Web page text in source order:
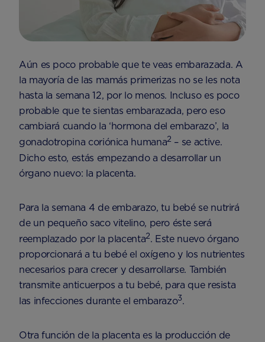
Aún es poco probable que te veas embarazada. A
la mayoría de las mamás primerizas no se les nota
hasta la semana 12, por lo menos. Incluso es poco
probable que te sientas embarazada, pero eso
cambiará cuando la ‘hormona del embarazo’, la
gonadotropina coriónica humana2 – se active.
Dicho esto, estás empezando a desarrollar un
órgano nuevo: la placenta.
Para la semana 4 de embarazo, tu bebé se nutrirá
de un pequeño saco vitelino, pero éste será
reemplazado por la placenta2. Este nuevo órgano
proporcionará a tu bebé el oxígeno y los nutrientes
necesarios para crecer y desarrollarse. También
transmite anticuerpos a tu bebé, para que resista
las infecciones durante el embarazo3.
Otra función de la placenta es la producción de